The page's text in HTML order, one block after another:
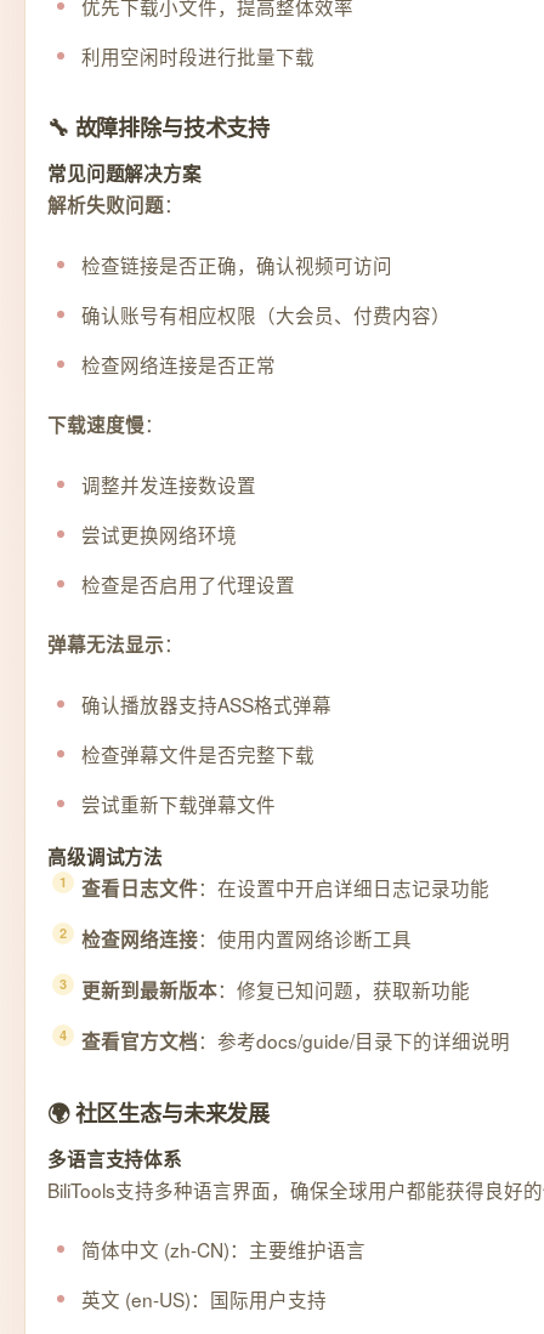
优先下载小文件，提高整体效率
利用空闲时段进行批量下载
🔧 故障排除与技术支持
常见问题解决方案
解析失败问题：
检查链接是否正确，确认视频可访问
确认账号有相应权限（大会员、付费内容）
检查网络连接是否正常
下载速度慢：
调整并发连接数设置
尝试更换网络环境
检查是否启用了代理设置
弹幕无法显示：
确认播放器支持ASS格式弹幕
检查弹幕文件是否完整下载
尝试重新下载弹幕文件
高级调试方法
查看日志文件：在设置中开启详细日志记录功能
检查网络连接：使用内置网络诊断工具
更新到最新版本：修复已知问题，获取新功能
查看官方文档：参考docs/guide/目录下的详细说明
🌍 社区生态与未来发展
多语言支持体系
BiliTools支持多种语言界面，确保全球用户都能获得良好
简体中文 (zh-CN)：主要维护语言
英文 (en-US)：国际用户支持